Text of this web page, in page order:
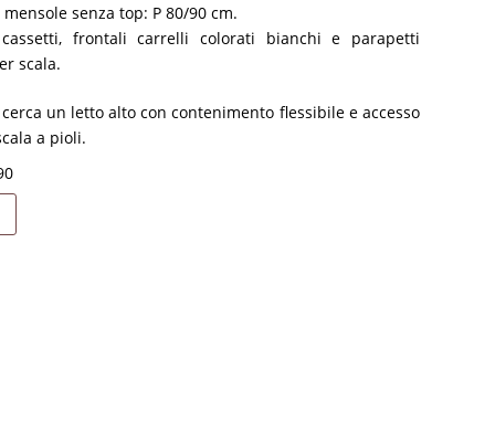
senza top: P 80/90 cm.
frontali carrelli colorati bianchi e parapetti
scala.
un letto alto con contenimento flessibile e accesso
a pioli.